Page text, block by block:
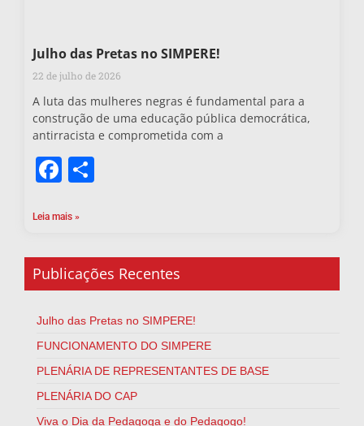
Julho das Pretas no SIMPERE!
22 de julho de 2026
A luta das mulheres negras é fundamental para a
construção de uma educação pública democrática,
antirracista e comprometida com a
Facebook
Leia mais »
Publicações Recentes
Julho das Pretas no SIMPERE!
FUNCIONAMENTO DO SIMPERE
PLENÁRIA DE REPRESENTANTES DE BASE
PLENÁRIA DO CAP
Viva o Dia da Pedagoga e do Pedagogo!